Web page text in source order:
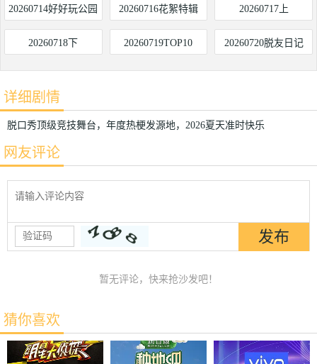
20260714好好玩公园 20260716花絮特辑 20260717上
20260718下 20260719TOP10 20260720脱友日记
详细剧情
脱口秀顶级竞技舞台，年度热梗发源地，2026夏天准时快乐
网友评论
暂无评论，快来抢沙发吧！
猜你喜欢